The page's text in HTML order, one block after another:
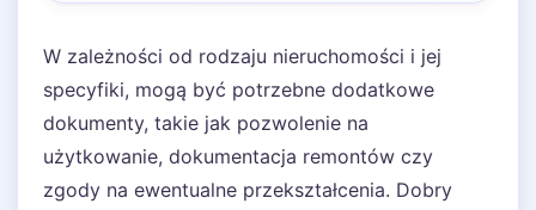
W zależności od rodzaju nieruchomości i jej
specyfiki, mogą być potrzebne dodatkowe
dokumenty, takie jak pozwolenie na
użytkowanie, dokumentacja remontów czy
zgody na ewentualne przekształcenia. Dobry